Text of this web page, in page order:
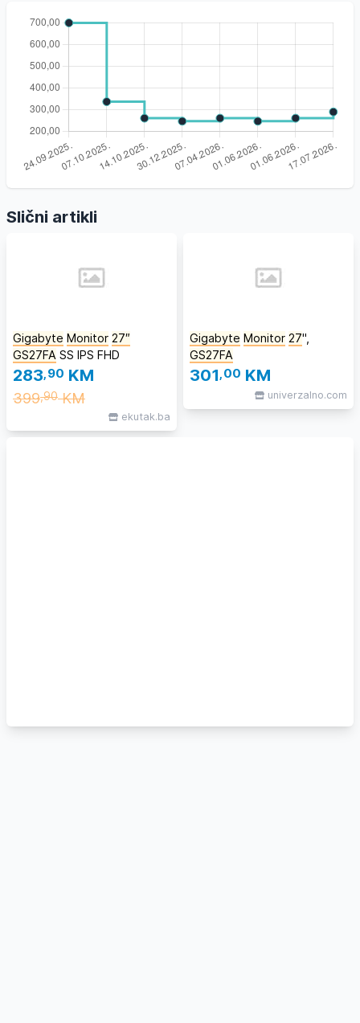
Slični artikli
Gigabyte Monitor 27″
GS27FA SS IPS FHD
283,90 KM
399,90KM
ekutak.ba
Gigabyte Monitor 27",
GS27FA
301,00 KM
univerzalno.com